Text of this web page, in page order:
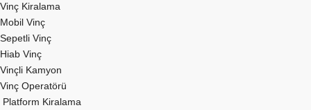
Vinç Kiralama
Mobil Vinç
Sepetli Vinç
Hiab Vinç
Vinçli Kamyon
Vinç Operatörü
Platform Kiralama